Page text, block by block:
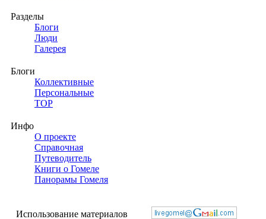
Разделы
Блоги
Люди
Галерея
Блоги
Коллективные
Персональные
TOP
Инфо
О проекте
Справочная
Путеводитель
Книги о Гомеле
Панорамы Гомеля
Использование материалов